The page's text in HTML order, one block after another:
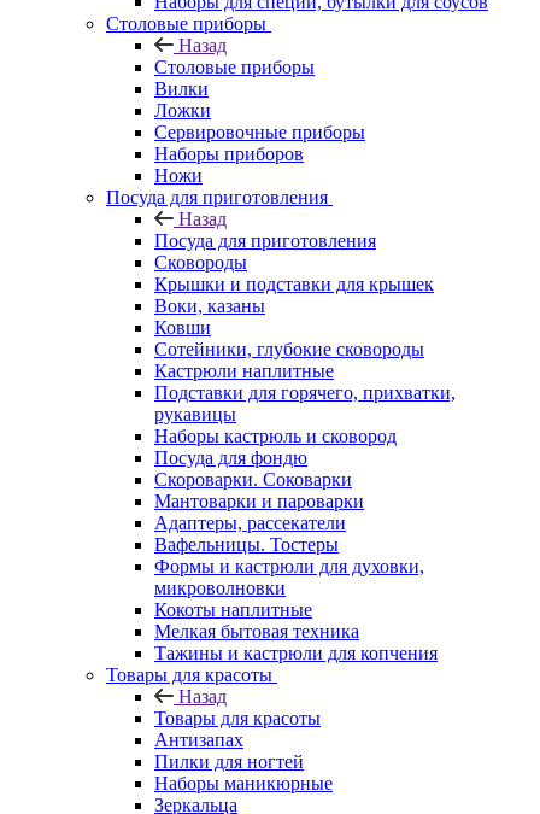
Столовые приборы
Назад
Столовые приборы
Вилки
Ложки
Сервировочные приборы
Наборы приборов
Ножи
Посуда для приготовления
Назад
Посуда для приготовления
Сковороды
Крышки и подставки для крышек
Воки, казаны
Ковши
Сотейники, глубокие сковороды
Кастрюли наплитные
Подставки для горячего, прихватки,
рукавицы
Наборы кастрюль и сковород
Посуда для фондю
Скороварки. Соковарки
Мантоварки и пароварки
Адаптеры, рассекатели
Вафельницы. Тостеры
Формы и кастрюли для духовки,
микроволновки
Кокоты наплитные
Мелкая бытовая техника
Тажины и кастрюли для копчения
Товары для красоты
Назад
Товары для красоты
Антизапах
Пилки для ногтей
Наборы маникюрные
Зеркальца